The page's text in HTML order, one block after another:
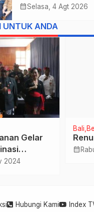
Wajah Pusat Kota,
Satu Kawasan
Prioritas
calendar_monthSelasa, 4 Agt 2026
UNTUK ANDA
Gelar
2024
Bali
calendar_month
Hubungi Kami Index